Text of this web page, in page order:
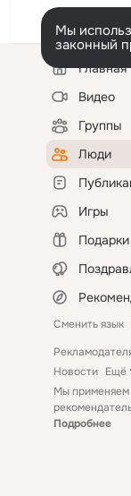
Мы
законный
Левая
колонкаГлавная
Видео
Группы
Люди
Игры
Подарки
Сменить язык
Новости Ещё
Мы применяем
Подробнее